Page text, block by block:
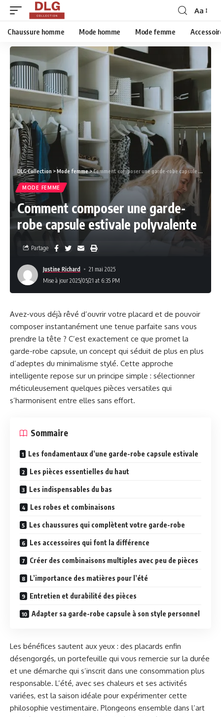
Aa
Chaussure homme Mode homme Mode femme
DLG Collection >Mode femme>Comment composer une garde-robe capsule estivale polyvalente
MODE FEMME
Comment composer une garde-
robe capsule estivale polyvalente
Justine Richard
21 mai 2025
Mise à jour 2025/05/21 at 6:35 PM
Partage
Avez-vous déjà rêvé d’ouvrir votre placard et de pouvoir
composer instantanément une tenue parfaite sans vous
prendre la tête ? C’est exactement ce que promet la
garde-robe capsule, un concept qui séduit de plus en plus
d’adeptes du minimalisme stylé. Cette approche
intelligente repose sur un principe simple : sélectionner
méticuleusement quelques pièces versatiles qui
s’harmonisent entre elles sans effort.
Sommaire
Les fondamentaux d’une garde-robe capsule estivale
Les pièces essentielles du haut
Les indispensables du bas
Les robes et combinaisons
Les chaussures qui complètent votre garde-robe
Les accessoires qui font la différence
Créer des combinaisons multiples avec peu de pièces
L’importance des matières pour l’été
Entretien et durabilité des pièces
Adapter sa garde-robe capsule à son style personnel
Les bénéfices sautent aux yeux : des placards enfin
désengorgés, un portefeuille qui vous remercie sur la durée
et une démarche qui s’inscrit dans une consommation plus
responsable. L’été, avec ses chaleurs et ses activités
variées, est la saison idéale pour expérimenter cette
philosophie vestimentaire. Plongeons ensemble dans l’art